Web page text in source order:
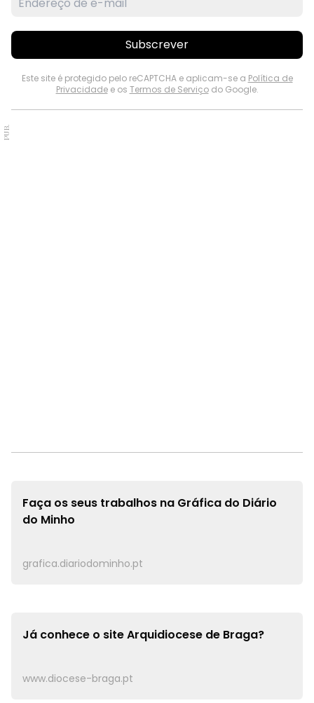
Subscrever
Este site é protegido pelo reCAPTCHA e aplicam-se a Política de
Privacidadee os Termos de Serviçodo Google.
PUB.
Faça os seus trabalhos na Gráfica do Diário
do Minho
grafica.diariodominho.pt
Já conhece o siteArquidiocese de Braga?
www.diocese-braga.pt